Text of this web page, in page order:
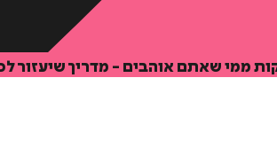
ממי שאתם אוהבים - מדריך שיעזור